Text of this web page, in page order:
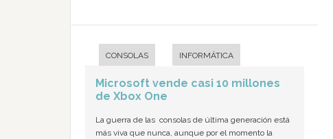
CONSOLAS INFORMÁTICA
Microsoft vende casi 10 millones
de Xbox One
La guerra de las consolas de última generación está
más viva que nunca, aunque por el momento la